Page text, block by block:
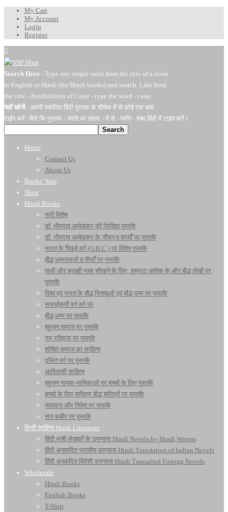
My Cart
My Account
Login
Register
Search Here - Type any single word from the title of a book
in English or Hindi (for Hindi books) and search. Like from
the title - Annihilation of Caste - type the word - caste.
यहाँ खोजें- अपनी पसंदीदा हिंदी पुस्तक के शीर्षक में से कोई एक शब्द
टाईप करें: जैसे कि पुस्तक - जाति का संहार - में से - जाति - शब्द हिंदी में टाइप करें।
Search
Home
Contact Us
About Us
Books’ Sale
Shop
Hindi Books
नारी विशेष
डॉ. भीमराव अम्बेडकर की लिखित पुस्तकें
डॉ. भीमराव अम्बेडकर के जीवन व कार्यों पर पुस्तकें
भारत के पिछड़े वर्ग (O.B.C.) पर विशेष पुस्तकें
बौद्ध धम्मस्थलों व तीर्थों पर पुस्तकें
पाली और ब्राह्मी भाषा सीखने के लिए, सम्राट अशोक के और बौद्ध लेखों पर
पुस्तकें
विश्व एवं भारत के बौद्ध भिक्खुओं एवं बौद्ध धम्म पर पुस्तकें
सफाईकर्मी वर्ग वर्ग पर
बौद्ध धम्म पर पुस्तकें
बहुजन समाज पर पुस्तकें
गुरु रविदास पर पुस्तकें
शोषित समाज का साहित्य
दलित वर्ग पर पुस्तकें
आदिवासी साहित्य
बहुजन नायक-नायिकाओं पर बच्चों के लिए पुस्तकें
बच्चो के लिए सचित्र बौद्ध चरित्रों पर पुस्तकें
व्यवसाय और निवेश पर पुस्तकें
संत कबीर पर पुस्तकें
हिन्दी साहित्य Hindi Literature
हिंदी भाषी लेखकों के उपन्यास Hindi Novels by Hindi Writers
हिंदी अनुवादित भारतीय उपन्यास Hindi Translation of Indian Novels
हिंदी अनुवादित विदेशी उपन्यास Hindi Transalted Foreign Novels
Wholesale
Hindi Books
English Books
T-Shirt